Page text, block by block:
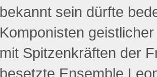
bekannt sein dürfte
Komponisten
mit Spitzenkräften der
besetzte Ensemble